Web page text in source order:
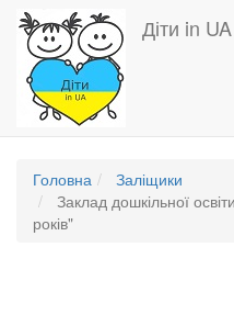
Перейти
основного
вмісту
Діти in UA
Головна
Заліщики
Заклад дошкільної
років"